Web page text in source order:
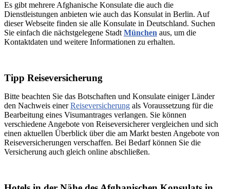
Es gibt mehrere Afghanische Konsulate die auch die
Dienstleistungen anbieten wie auch das Konsulat in Berlin. Auf
dieser Webseite finden sie alle Konsulate in Deutschland. Suchen
Sie einfach die nächstgelegene StadtMünchen aus, um die
Kontaktdaten und weitere Informationen zu erhalten.
Tipp Reiseversicherung
Bitte beachten Sie das Botschaften und Konsulate einiger Länder
den Nachweis einerReiseversicherung als Voraussetzung für die
Bearbeitung eines Visumantrages verlangen. Sie können
verschiedene Angebote von Reiseversicherer vergleichen und sich
einen aktuellen Überblick über die am Markt besten Angebote von
Reiseversicherungen verschaffen. Bei Bedarf können Sie die
Versicherung auch gleich online abschließen.